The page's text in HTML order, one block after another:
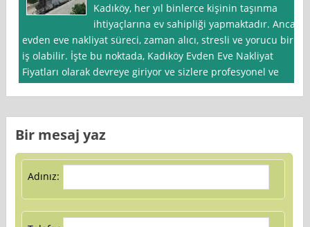
Kadıköy, her yıl binlerce kişinin taşınma
ihtiyaçlarına ev sahipliği yapmaktadır. Ancak
evden eve nakliyat süreci, zaman alıcı, stresli ve yorucu bir
iş olabilir. İşte bu noktada, Kadıköy Evden Eve Nakliyat
Fiyatları olarak devreye giriyor ve sizlere profesyonel ve
Bir mesaj yaz
Adınız: